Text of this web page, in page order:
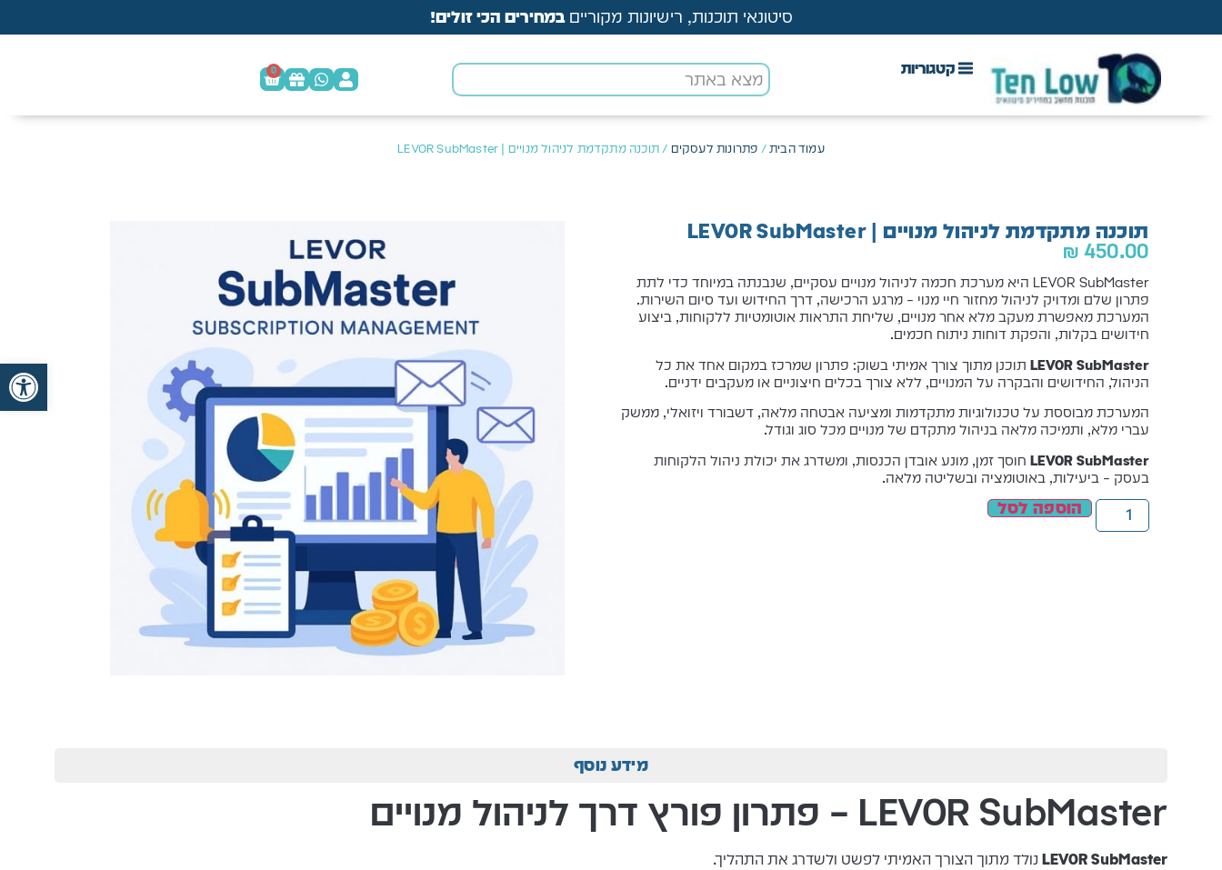
סיטונאי תוכנות, רישיונות מקורייםבמחירים הכי זולים!
0
עמוד הבית/ פתרונות לעסקים / תוכנה מתקדמת לניהול מנויים | LEVOR SubMaster
תוכנה מתקדמת לניהול מנויים | LEVOR SubMaster
₪ 450.00
LEVOR SubMaster היא מערכת חכמה לניהול מנויים עסקיים, שנבנתה במיוחד כדי לתת
פתרון שלם ומדויק לניהול מחזור חיי מנוי – מרגע הרכישה, דרך החידוש ועד סיום השירות.
המערכת מאפשרת מעקב מלא אחר מנויים, שליחת התראות אוטומטיות ללקוחות, ביצוע
חידושים בקלות, והפקת דוחות ניתוח חכמים.
LEVOR SubMaster תוכנן מתוך צורך אמיתי בשוק: פתרון שמרכז במקום אחד את כל
הניהול, החידושים והבקרה על המנויים, ללא צורך בכלים חיצוניים או מעקבים ידניים.
המערכת מבוססת על טכנולוגיות מתקדמות ומציעה אבטחה מלאה, דשבורד ויזואלי, ממשק
עברי מלא, ותמיכה מלאה בניהול מתקדם של מנויים מכל סוג וגודל.
LEVOR SubMaster חוסך זמן, מונע אובדן הכנסות, ומשדרג את יכולת ניהול הלקוחות
בעסק – ביעילות, באוטומציה ובשליטה מלאה.
הוספה לסל
מידע נוסף
LEVOR SubMaster – פתרון פורץ דרך לניהול מנויים
LEVOR SubMaster נולד מתוך הצורך האמיתי לפשט ולשדרג את התהליך.